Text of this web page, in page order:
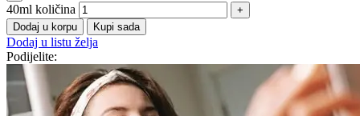
40ml količina
Dodaj u korpu Kupi sada
Dodaj u listu želja
Podijelite: